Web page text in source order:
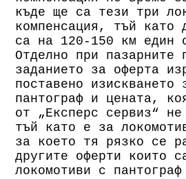
къде ще са тези три
компенсация, тъй като
са на 120-150 км един
Отделно при пазарните
заданието за оферта
поставено изискването
пантограф и цената,
от „Експерс сервиз“
тъй като е за
за което тя рязко се
другите оферти които
локомотиви с